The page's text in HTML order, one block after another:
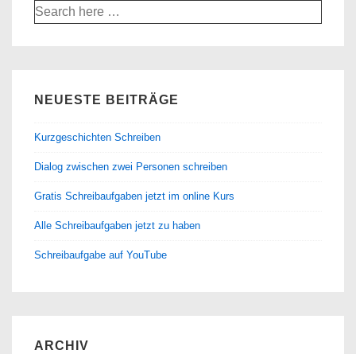
12
Suche
nach:
NEUESTE BEITRÄGE
Kurzgeschichten Schreiben
Dialog zwischen zwei Personen schreiben
Gratis Schreibaufgaben jetzt im online Kurs
Alle Schreibaufgaben jetzt zu haben
Schreibaufgabe auf YouTube
ARCHIV